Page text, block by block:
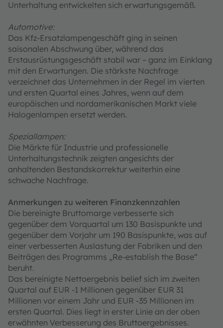
Unterhaltung entwickelten sich erwartungsgemäß.
Automotive:
Das Kfz-Ersatzlampengeschäft ging in seinen
saisonalen Abschwung über, während das
Erstausrüstungsgeschäft stabil war – ganz im Einklang
mit den Erwartungen. Die stärkste Nachfrage
verzeichnet das Unternehmen in der Regel im vierten
und ersten Quartal eines Jahres, wenn auf dem
europäischen und nordamerikanischen Markt viele
Halogenlampen ersetzt werden.
Speziallampen:
Die Märkte für Industrie und professionelle
Unterhaltungstechnik zeigten angesichts der
anhaltenden Bestandskorrektur weiterhin eine
schwache Nachfrage.
Anmerkungen zu weiteren Finanzkennzahlen
Die bereinigte Bruttomarge verbesserte sich
gegenüber dem Vorquartal um 130 Basispunkte und
gegenüber dem Vorjahr um 190 Basispunkte, was auf
einer verbesserten Auslastung der Fabriken und den
Beiträgen des Programms „Re-establish the Base“
beruht.
Das bereinigte Nettoergebnis belief sich im zweiten
Quartal auf EUR -1 Millionen gegenüber EUR 31
Millionen vor einem Jahr und EUR -35 Millionen im
ersten Quartal. Dies liegt in erster Linie an der oben
erwähnten Verbesserung des Bruttoergebnisses.